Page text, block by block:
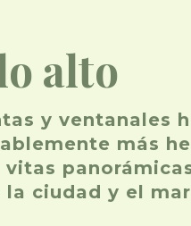
alto
y ventanales
más
ciudad y el